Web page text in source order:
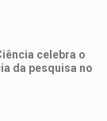
celebra o
da pesquisa no